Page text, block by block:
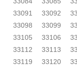
33091
33092
33098
33099
33105
33106
33112
33113
33119
33120